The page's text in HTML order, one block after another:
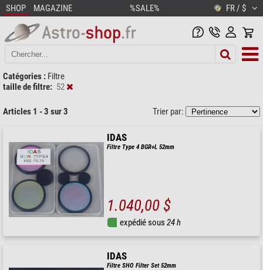
SHOP MAGAZINE %SALE% FR / $
Catégories : Filtre
taille de filtre: 52
Articles 1 - 3 sur 3 Trier par:
IDAS
Filtre Type 4 BGR+L 52mm
1.040,00 $
expédié sous24 h
IDAS
Filtre SHO Filter Set 52mm